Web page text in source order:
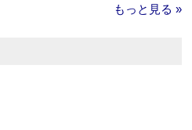
もっと見る »